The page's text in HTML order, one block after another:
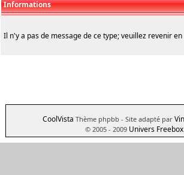
Informations
Il n'y a pas de message de ce type; veuillez revenir
CoolVista Thème phpbb - Site adapté par
© 2005 - 2009 Univers Freebox